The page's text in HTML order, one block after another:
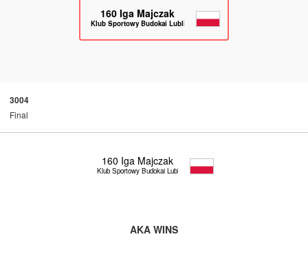
160 Iga Majczak
Klub Sportowy Budokai Lublin
3004
Final
160 Iga Majczak
Klub Sportowy Budokai Lublin
AKA WINS